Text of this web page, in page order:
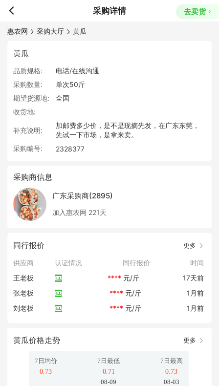
采购详情 去卖货
惠农网 采购大厅 黄瓜
黄瓜
品质规格:
电话/在线沟通
采购数量:
单次50斤
期望货源地:
全国
收货地:
补充说明:
加邮费多少价，是不是现摘先发，在广东东莞，
先试一下市场，是拿来卖。
采购编号:
2328377
采购商信息
广东采购商(2895)
加入惠农网 221天
同行报价 更多
供应商 认证情况 同行报价
时间
王老板
**** 元/斤
17天前
张老板
**** 元/斤
1月前
刘老板
**** 元/斤 1月前
黄瓜价格走势 更多
7日均价
0.73
7日最低
0.71
08-09
7日最高
0.73
08-03